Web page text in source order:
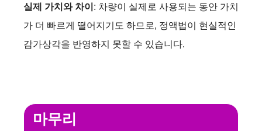
실제 가치와 차이 : 차량이 실제로 사용되는 동안 가치
가 더 빠르게 떨어지기도 하므로, 정액법이 현실적인
감가상각을 반영하지 못할 수 있습니다.
마무리